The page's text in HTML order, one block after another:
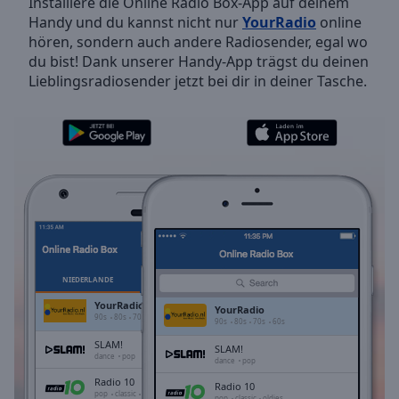
Backward
Skip
Forward
Mute
Current
Duration-:-
0.00%
Stream
TypeLIVE
LIVE
Remaining
Handy und du kannst nicht nurYourRadio online
hören, sondern auch andere Radiosender, egal wo
du bist! Dank unserer Handy-App trägst du deinen
Lieblingsradiosender jetzt bei dir in deiner Tasche.
NIEDERLANDE
YourRadio
90s 80s 70s
SLAM!
dance pop
Radio 10
pop classic
YourRadio
90s 80s 70s 60s
SLAM!
dance pop
Radio 10